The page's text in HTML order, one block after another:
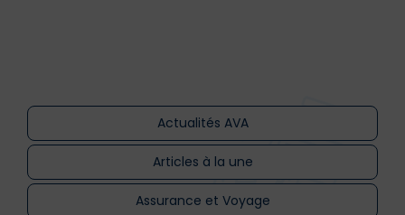
Actualités AVA
Articles à la une
Assurance et Voyage